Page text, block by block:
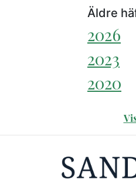
Äldre
2026
2023
2020